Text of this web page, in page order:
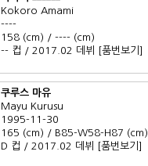
Kokoro Amami
----
158 (cm) / ---- (cm)
-- 컵 / 2017.02 데뷔
[품번보기]
쿠루스 마유
Mayu Kurusu
1995-11-30
165 (cm) / B85-W58-H87 (cm)
D 컵 / 2017.02 데뷔
[품번보기]